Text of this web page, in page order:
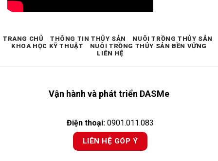
Vận hành và phát triển DASMe
Điện thoại: 0901.011.083
LIÊN HỆ GÓP Ý
TRANG CHỦ THÔNG TIN THỦY SẢN
NUÔI TRỒNG THỦY SẢN
KHOA HỌC KỸ THUẬT
NUÔI TRỒNG THỦY SẢN BỀN VỮNG
LIÊN HỆ